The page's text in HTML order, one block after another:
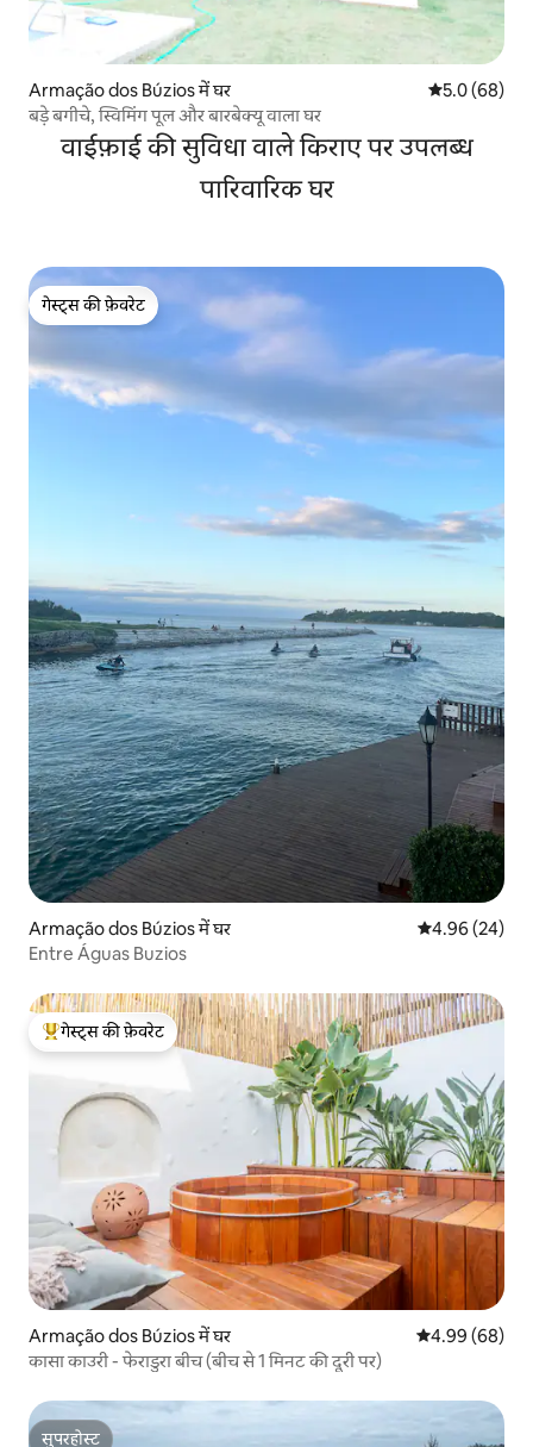
Armação dos Búzios में घर औसत रेटिंग 5 में
5.0 (68)
बड़े बगीचे, स्विमिंग पूल और बारबेक्यू वाला घर
वाईफ़ाई की सुविधा वाले किराए पर उपलब्ध
पारिवारिक घर
गेस्ट्स की फ़ेवरेट
गेस्ट्स की फ़ेवरेट
Armação dos Búzios में घर औसत रेटिंग 5 में
4.96 (24)
Entre Águas Buzios
गेस्ट्स का टॉप फ़ेवरेट
गेस्ट्स की फ़ेवरेट
Armação dos Búzios में घर औसत रेटिंग 5 में
4.99 (68)
कासा काउरी - फेराडुरा बीच (बीच से 1 मिनट की दूरी पर)
सुपरहोस्ट